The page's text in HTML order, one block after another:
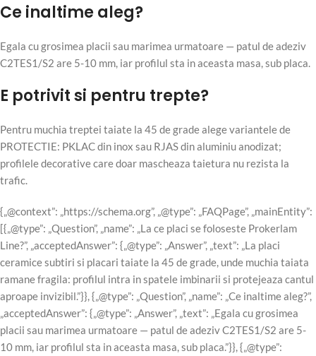
Ce inaltime aleg?
Egala cu grosimea placii sau marimea urmatoare — patul de adeziv
C2TES1/S2 are 5-10 mm, iar profilul sta in aceasta masa, sub placa.
E potrivit si pentru trepte?
Pentru muchia treptei taiate la 45 de grade alege variantele de
PROTECTIE: PKLAC din inox sau RJAS din aluminiu anodizat;
profilele decorative care doar mascheaza taietura nu rezista la
trafic.
{„@context”: „https://schema.org”, „@type”: „FAQPage”, „mainEntity”:
[{„@type”: „Question”, „name”: „La ce placi se foloseste Prokerlam
Line?”, „acceptedAnswer”: {„@type”: „Answer”, „text”: „La placi
ceramice subtiri si placari taiate la 45 de grade, unde muchia taiata
ramane fragila: profilul intra in spatele imbinarii si protejeaza cantul
aproape invizibil.”}}, {„@type”: „Question”, „name”: „Ce inaltime aleg?”,
„acceptedAnswer”: {„@type”: „Answer”, „text”: „Egala cu grosimea
placii sau marimea urmatoare — patul de adeziv C2TES1/S2 are 5-
10 mm, iar profilul sta in aceasta masa, sub placa.”}}, {„@type”: